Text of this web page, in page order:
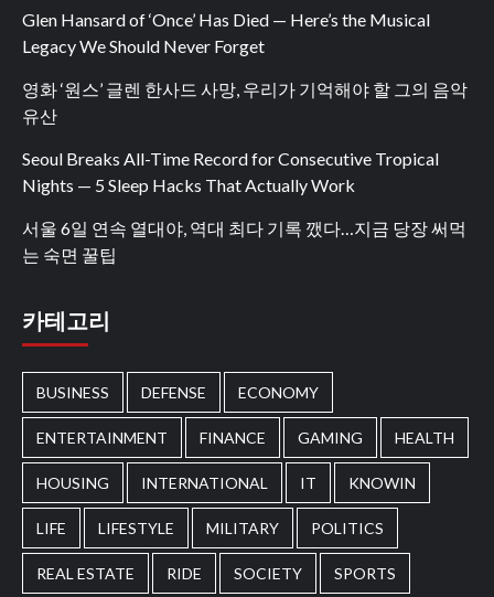
Glen Hansard of ‘Once’ Has Died — Here’s the Musical
Legacy We Should Never Forget
영화 ‘원스’ 글렌 한사드 사망, 우리가 기억해야 할 그의 음악
유산
Seoul Breaks All-Time Record for Consecutive Tropical
Nights — 5 Sleep Hacks That Actually Work
서울 6일 연속 열대야, 역대 최다 기록 깼다…지금 당장 써먹
는 숙면 꿀팁
카테고리
BUSINESS DEFENSE ECONOMY
ENTERTAINMENT FINANCE GAMING HEALTH
HOUSING INTERNATIONAL IT KNOWIN
LIFE LIFESTYLE MILITARY POLITICS
REAL ESTATE RIDE SOCIETY SPORTS